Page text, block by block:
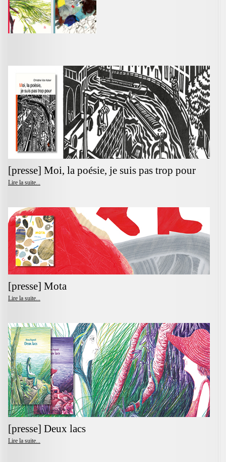
[presse] Moi, la poésie, je suis pas trop pour
Lire la suite...
[presse] Mota
Lire la suite...
[presse] Deux lacs
Lire la suite...